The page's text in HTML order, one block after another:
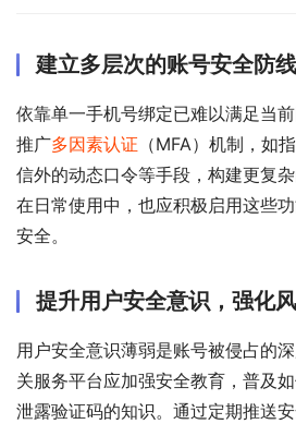
建立多层次的账号安全防线
依靠单一手机号绑定已难以满足当
推广多因素认证 （MFA）机制，如
信外的动态口令等手段，构建更复
在日常使用中，也应积极启用这些
安全。
提升用户安全意识，强化
用户安全意识薄弱是账号被侵占的
关服务平台应加强安全教育，普及
泄露验证码的知识。通过定期推送